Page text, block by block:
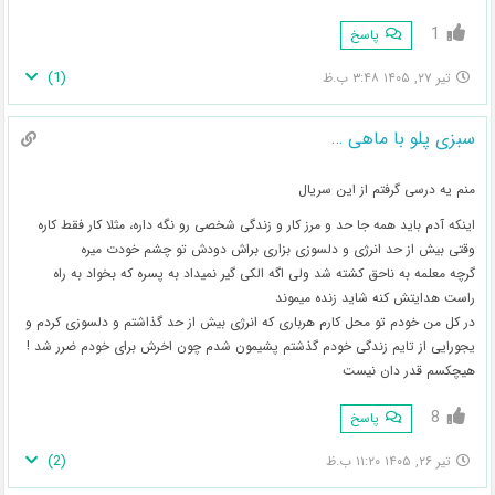
1 پاسخ
تیر ۲۷, ۱۴۰۵ ۳:۴۸ ب.ظ (
1
)
سبزی پلو با ماهی …
منم یه درسی گرفتم از این سریال
اینکه آدم باید همه جا حد و مرز کار و زندگی شخصی رو نگه داره، مثلا کار فقط کاره
وقتی بیش از حد انرژی و دلسوزی بزاری براش دودش تو چشم خودت میره
گرچه معلمه به ناحق کشته شد ولی اگه الکی گیر نمیداد به پسره که بخواد به راه
راست هدایتش کنه شاید زنده میموند
در کل من خودم تو محل کارم هرباری‌ که انرژی بیش از حد گذاشتم و دلسوزی کردم و
یجورایی از تایم زندگی خودم گذشتم پشیمون شدم چون اخرش برای خودم ضرر شد !
هیچکسم قدر دان نیست
8 پاسخ
تیر ۲۶, ۱۴۰۵ ۱۱:۲۰ ب.ظ (
2
)